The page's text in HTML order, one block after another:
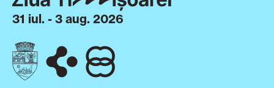
31 iul. - 3 aug. 2026